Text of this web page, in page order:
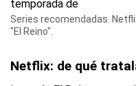
Series recomendadas.
"El Reino".
Netflix: de qué